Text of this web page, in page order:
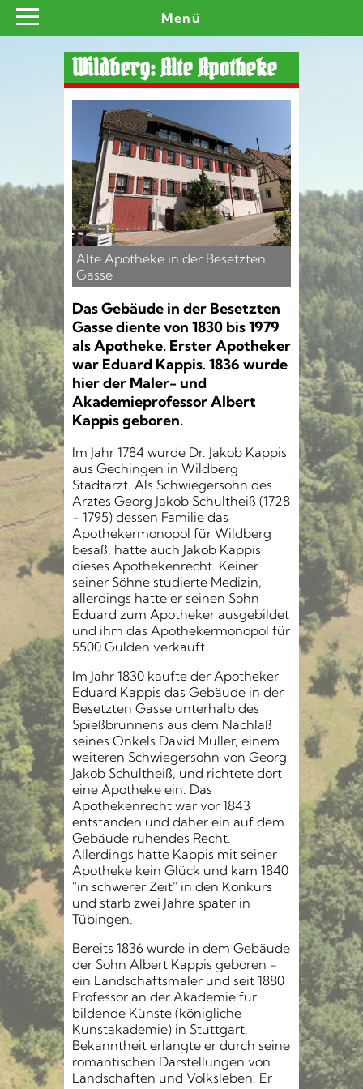
Menü
Wildberg: Alte Apotheke
Alte Apotheke in der Besetzten
Gasse
Das Gebäude in der Besetzten
Gasse diente von 1830 bis 1979
als Apotheke. Erster Apotheker
war Eduard Kappis. 1836 wurde
hier der Maler- und
Akademieprofessor Albert
Kappis geboren.
Im Jahr 1784 wurde Dr. Jakob Kappis
aus Gechingen in Wildberg
Stadtarzt. Als Schwiegersohn des
Arztes Georg Jakob Schultheiß (1728
- 1795) dessen Familie das
Apothekermonopol für Wildberg
besaß, hatte auch Jakob Kappis
dieses Apothekenrecht. Keiner
seiner Söhne studierte Medizin,
allerdings hatte er seinen Sohn
Eduard zum Apotheker ausgebildet
und ihm das Apothekermonopol für
5500 Gulden verkauft.
Im Jahr 1830 kaufte der Apotheker
Eduard Kappis das Gebäude in der
Besetzten Gasse unterhalb des
Spießbrunnens aus dem Nachlaß
seines Onkels David Müller, einem
weiteren Schwiegersohn von Georg
Jakob Schultheiß, und richtete dort
eine Apotheke ein. Das
Apothekenrecht war vor 1843
entstanden und daher ein auf dem
Gebäude ruhendes Recht.
Allerdings hatte Kappis mit seiner
Apotheke kein Glück und kam 1840
"in schwerer Zeit" in den Konkurs
und starb zwei Jahre später in
Tübingen.
Bereits 1836 wurde in dem Gebäude
der Sohn Albert Kappis geboren -
ein Landschaftsmaler und seit 1880
Professor an der Akademie für
bildende Künste (königliche
Kunstakademie) in Stuttgart.
Bekanntheit erlangte er durch seine
romantischen Darstellungen von
Landschaften und Volksleben. Er